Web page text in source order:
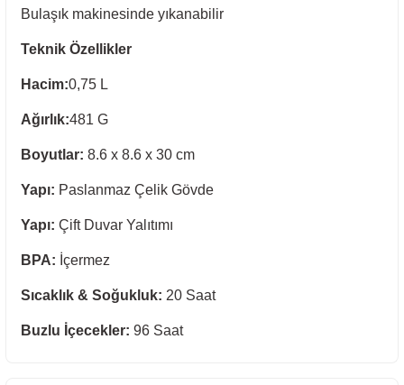
Bulaşık makinesinde yıkanabilir
Teknik Özellikler
Hacim:0,75 L
Ağırlık:481 G
Boyutlar: 8.6 x 8.6 x 30 cm
Yapı: Paslanmaz Çelik Gövde
Yapı: Çift Duvar Yalıtımı
BPA: İçermez
Sıcaklık & Soğukluk: 20 Saat
Buzlu İçecekler: 96 Saat